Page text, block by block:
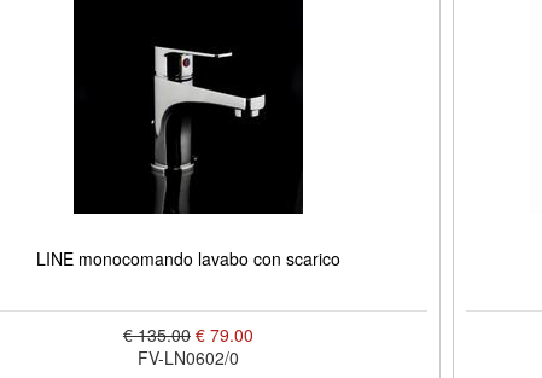
LINE monocomando lavabo con scarico
€ 135.00 € 79.00
FV-LN0602/0